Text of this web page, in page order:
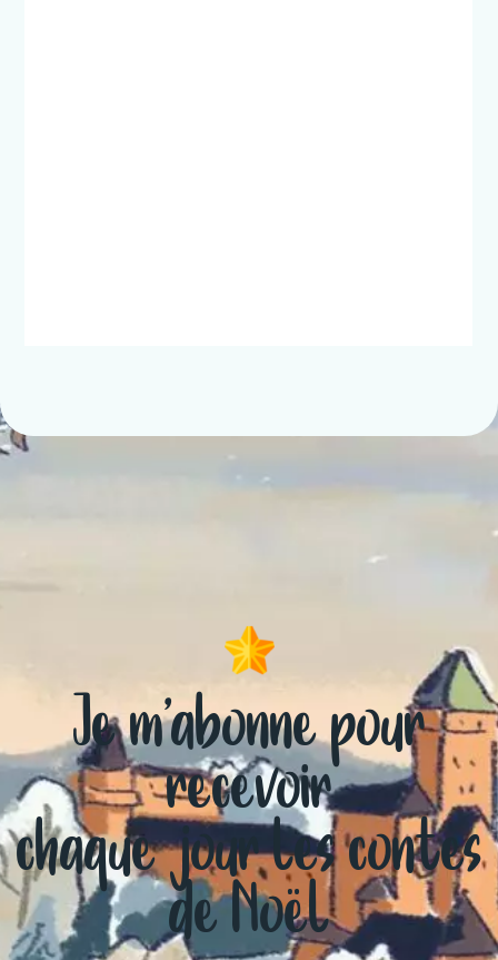
Je m’abonne pour
recevoir
chaque jour les contes
de Noël